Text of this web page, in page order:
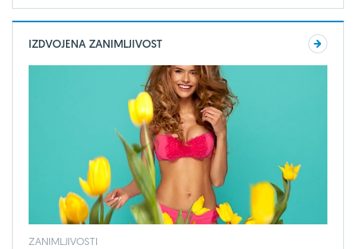
IZDVOJENA ZANIMLJIVOST
ZANIMLJIVOSTI